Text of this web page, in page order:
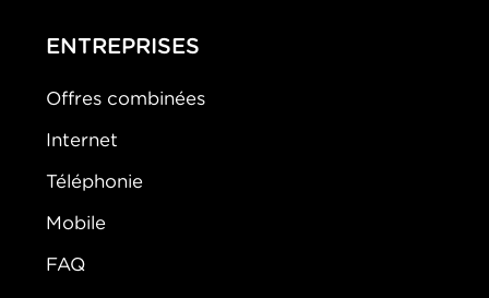
ENTREPRISES
Offres combinées
Internet
Téléphonie
Mobile
FAQ